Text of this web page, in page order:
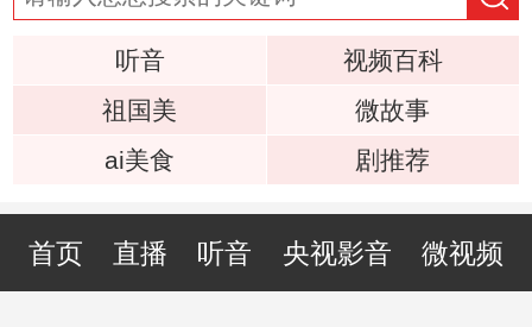
听音
视频百科
祖国美
微故事
ai美食
剧推荐
首页 直播 听音 央视影音 微视频